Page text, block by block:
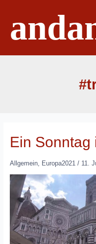
springen
Ein Sonntag
Allgemein, Europa2021/ 11.